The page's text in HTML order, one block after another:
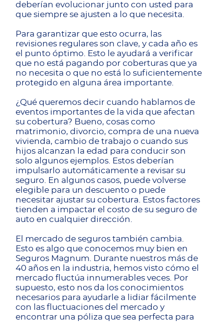
deberían evolucionar junto con usted para
que siempre se ajusten a lo que necesita.
Para garantizar que esto ocurra, las
revisiones regulares son clave, y cada año es
el punto óptimo. Esto le ayudará a verificar
que no está pagando por coberturas que ya
no necesita o que no está lo suficientemente
protegido en alguna área importante.
¿Qué queremos decir cuando hablamos de
eventos importantes de la vida que afectan
su cobertura? Bueno, cosas como
matrimonio, divorcio, compra de una nueva
vivienda, cambio de trabajo o cuando sus
hijos alcanzan la edad para conducir son
solo algunos ejemplos. Estos deberían
impulsarlo automáticamente a revisar su
seguro. En algunos casos, puede volverse
elegible para un descuento o puede
necesitar ajustar su cobertura. Estos factores
tienden a impactar el costo de su seguro de
auto en cualquier dirección.
El mercado de seguros también cambia.
Esto es algo que conocemos muy bien en
Seguros Magnum. Durante nuestros más de
40 años en la industria, hemos visto cómo el
mercado fluctúa innumerables veces. Por
supuesto, esto nos da los conocimientos
necesarios para ayudarle a lidiar fácilmente
con las fluctuaciones del mercado y
encontrar una póliza que sea perfecta para